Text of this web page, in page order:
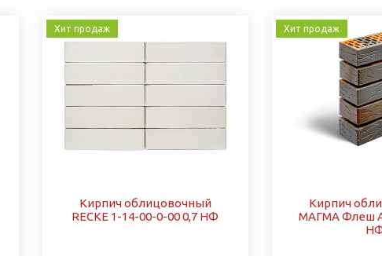
Хит продаж
Кирпич облицовочный
RECKE 1-14-00-0-00 0,7 НФ
Хит продаж
Кирпич
МАГМА Флеш